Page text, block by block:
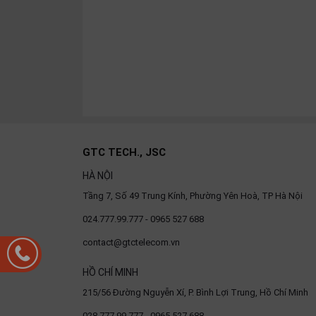
GTC TECH., JSC
HÀ NỘI
Tầng 7, Số 49 Trung Kính, Phường Yên Hoà, TP Hà Nội
024.777.99.777 - 0965 527 688
contact@gtctelecom.vn
HỒ CHÍ MINH
215/56 Đường Nguyễn Xí, P. Bình Lợi Trung, Hồ Chí Minh
Tiếng
việt